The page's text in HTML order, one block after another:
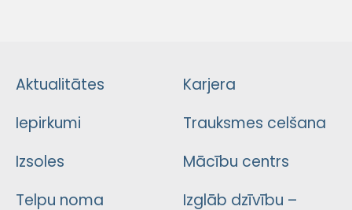
Aktualitātes
Iepirkumi
Izsoles
Telpu noma
Karjera
Trauksmes celšana
Mācību centrs
Izglāb dzīvību –